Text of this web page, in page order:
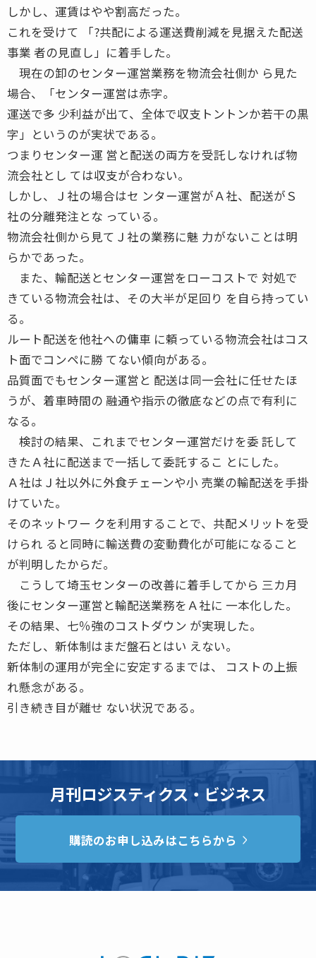
しかし、運賃はやや割高だった。
これを受けて 「?共配による運送費削減を見据えた配送
事業 者の見直し」に着手した。
現在の卸のセンター運営業務を物流会社側か ら見た
場合、「センター運営は赤字。
運送で多 少利益が出て、全体で収支トントンか若干の黒
字」というのが実状である。
つまりセンター運 営と配送の両方を受託しなければ物
流会社とし ては収支が合わない。
しかし、Ｊ社の場合はセ ンター運営がＡ社、配送がＳ
社の分離発注とな っている。
物流会社側から見てＪ社の業務に魅 力がないことは明
らかであった。
また、輸配送とセンター運営をローコストで 対処で
きている物流会社は、その大半が足回り を自ら持ってい
る。
ルート配送を他社への傭車 に頼っている物流会社はコス
ト面でコンペに勝 てない傾向がある。
品質面でもセンター運営と 配送は同一会社に任せたほ
うが、着車時間の 融通や指示の徹底などの点で有利に
なる。
検討の結果、これまでセンター運営だけを委 託して
きたＡ社に配送まで一括して委託するこ とにした。
Ａ社はＪ社以外に外食チェーンや小 売業の輸配送を手掛
けていた。
そのネットワー クを利用することで、共配メリットを受
けられ ると同時に輸送費の変動費化が可能になること
が判明したからだ。
こうして埼玉センターの改善に着手してから 三カ月
後にセンター運営と輸配送業務をＡ社に 一本化した。
その結果、七％強のコストダウン が実現した。
ただし、新体制はまだ盤石とはい えない。
新体制の運用が完全に安定するまでは、 コストの上振
れ懸念がある。
引き続き目が離せ ない状況である。
月刊ロジスティクス・ビジネス
購読のお申し込みはこちらから